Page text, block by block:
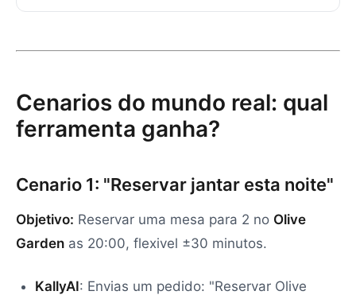
Cenarios do mundo real: qual
ferramenta ganha?
Cenario 1: "Reservar jantar esta noite"
Objetivo: Reservar uma mesa para 2 no Olive
Garden as 20:00, flexivel ±30 minutos.
KallyAI: Envias um pedido: "Reservar Olive